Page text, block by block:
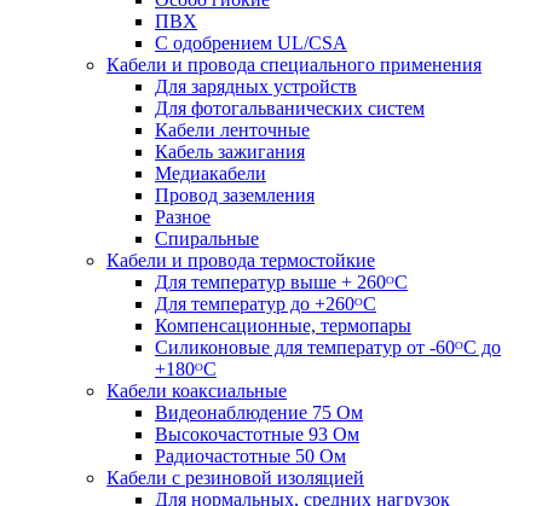
ПВХ
С одобрением UL/CSA
Кабели и провода специального применения
Для зарядных устройств
Для фотогальванических систем
Кабели ленточные
Кабель зажигания
Медиакабели
Провод заземления
Разное
Спиральные
Кабели и провода термостойкие
Для температур выше + 260ᴼС
Для температур до +260ᴼС
Компенсационные, термопары
Силиконовые для температур от -60ᴼC до
+180ᴼС
Кабели коаксиальные
Видеонаблюдение 75 Ом
Высокочастотные 93 Ом
Радиочастотные 50 Ом
Кабели с резиновой изоляцией
Для нормальных, средних нагрузок